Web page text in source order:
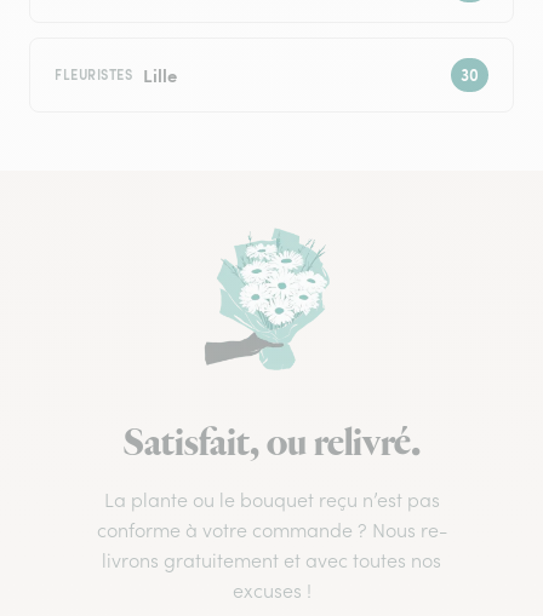
FLEURISTES Lille
Satisfait, ou relivré.
La plante ou le bouquet reçu n’est pas
conforme à votre commande ? Nous re-
livrons gratuitement et avec toutes nos
excuses !